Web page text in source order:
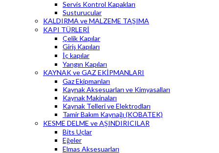
Servis Kontrol Kapakları
Susturucular
KALDIRMA ve MALZEME TAŞIMA
KAPI TÜRLERİ
Çelik Kapılar
Giriş Kapıları
İç kapılar
Yangın Kapıları
KAYNAK ve GAZ EKİPMANLARI
Gaz Ekipmanları
Kaynak Aksesuarları ve Kimyasalları
Kaynak Makinaları
Kaynak Telleri ve Elektrodları
Tamir Bakım Kaynağı (KOBATEK)
KESME DELME ve AŞINDIRICILAR
Bits Uçlar
Eğeler
Elmas Aksesuarları